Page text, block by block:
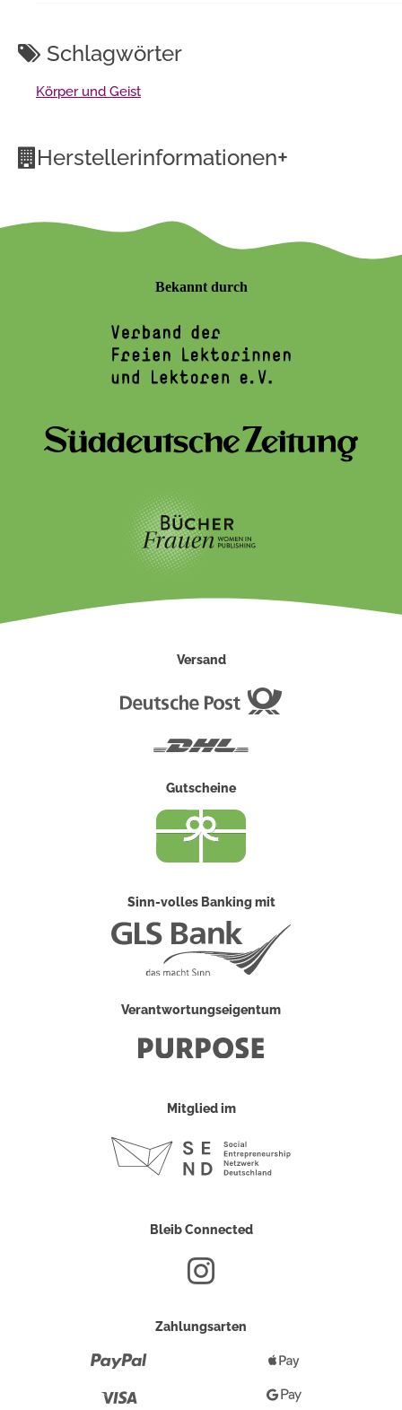
Schlagwörter
Körper und Geist
Herstellerinformationen+
Bekannt durch
Versand
Gutscheine
Sinn-volles Banking mit
Verantwortungseigentum
Mitglied im
Bleib Connected
Zahlungsarten
Pay
Google